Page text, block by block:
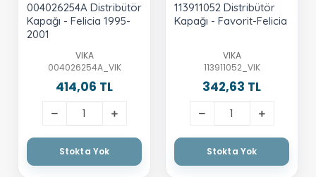
004026254A Distribütör
Kapağı - Felicia 1995-
2001
VIKA
004026254A_VIK
414,06 TL
Stokta Yok
113911052 Distribütör
Kapağı - Favorit-Felicia
VIKA
113911052_VIK
342,63 TL
Stokta Yok